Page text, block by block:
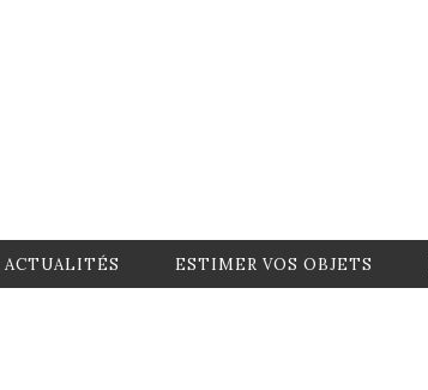
ACTUALITÉS ESTIMER VOS OBJETS